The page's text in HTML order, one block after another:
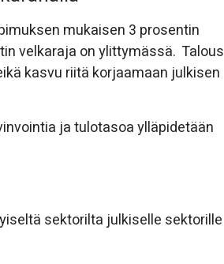
mukaisen 3 prosentin
velkaraja on ylittymässä. Talous
kasvu riitä korjaamaan julkisen
ja tulotasoa ylläpidetään
sektorilta julkiselle sektorille